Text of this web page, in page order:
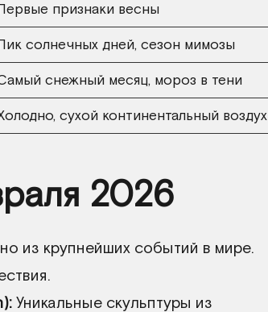
признаки весны
солнечных дней, сезон мимозы
снежный месяц, мороз в тени
сухой континентальный воздух
2026
из крупнейших событий в мире.
Уникальные скульптуры из